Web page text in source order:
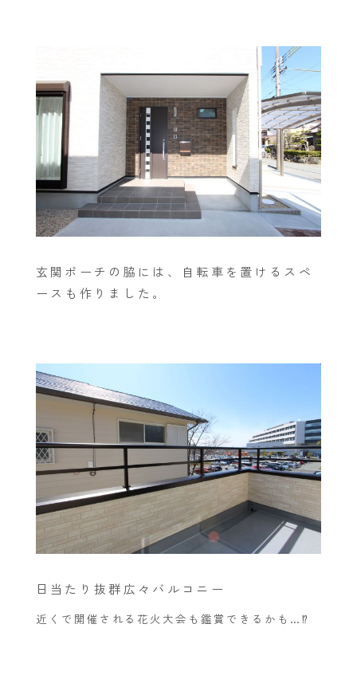
玄関ポーチの脇には、自転車を置けるスペ
ースも作りました。
日当たり抜群広々バルコニー
近くで開催される花火大会も鑑賞できるかも…⁉